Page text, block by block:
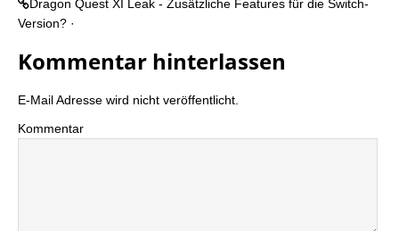
Dragon Quest XI Leak - Zusätzliche Features für die Switch-
Version? ·
Kommentar hinterlassen
E-Mail Adresse wird nicht veröffentlicht.
Kommentar